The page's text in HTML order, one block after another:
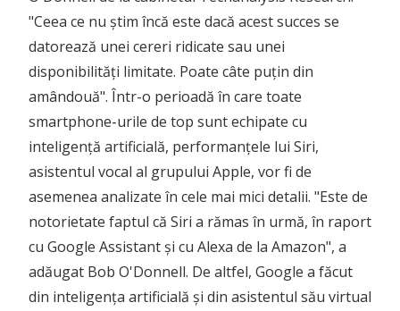
"Ceea ce nu știm încă este dacă acest succes se
datorează unei cereri ridicate sau unei
disponibilități limitate. Poate câte puțin din
amândouă". Într-o perioadă în care toate
smartphone-urile de top sunt echipate cu
inteligență artificială, performanțele lui Siri,
asistentul vocal al grupului Apple, vor fi de
asemenea analizate în cele mai mici detalii. "Este de
notorietate faptul că Siri a rămas în urmă, în raport
cu Google Assistant și cu Alexa de la Amazon", a
adăugat Bob O'Donnell. De altfel, Google a făcut
din inteligența artificială și din asistentul său virtual